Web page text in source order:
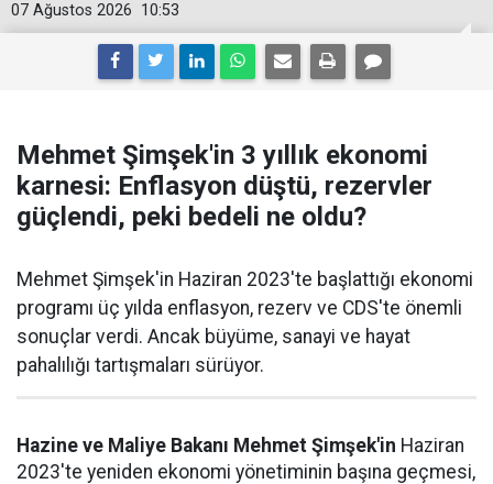
10:53
07 Ağustos 2026
Mehmet Şimşek'in 3 yıllık ekonomi
karnesi: Enflasyon düştü, rezervler
güçlendi, peki bedeli ne oldu?
Mehmet Şimşek'in Haziran 2023'te başlattığı ekonomi
programı üç yılda enflasyon, rezerv ve CDS'te önemli
sonuçlar verdi. Ancak büyüme, sanayi ve hayat
pahalılığı tartışmaları sürüyor.
Hazine ve Maliye Bakanı Mehmet Şimşek'in Haziran
2023'te yeniden ekonomi yönetiminin başına geçmesi,